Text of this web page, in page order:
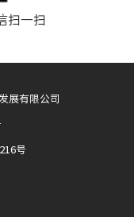
扫一扫
展有限公司
号